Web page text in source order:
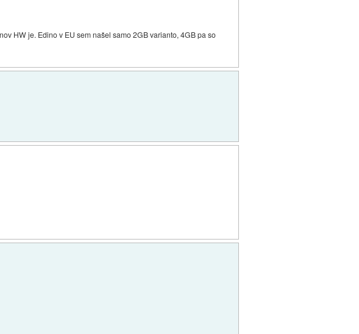
HW je. Edino v EU sem našel samo 2GB varianto, 4GB pa so